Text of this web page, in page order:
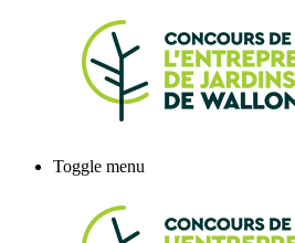
Toggle menu